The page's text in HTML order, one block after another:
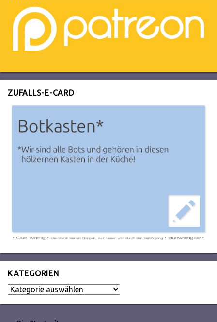
ZUFALLS-E-CARD
KATEGORIEN
Kategorien